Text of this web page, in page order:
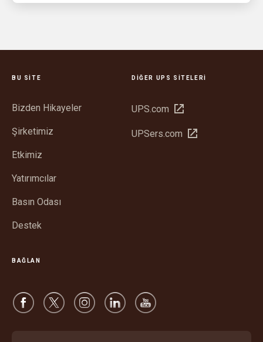
BU SITE
Bizden Hikayeler
Şirketimiz
Etkimiz
Yatırımcılar
Basın Odası
Destek
DIĞER UPS SITELERI
UPS.com
Yeni
aç
UPSers.com
Yeni
BAĞLAN